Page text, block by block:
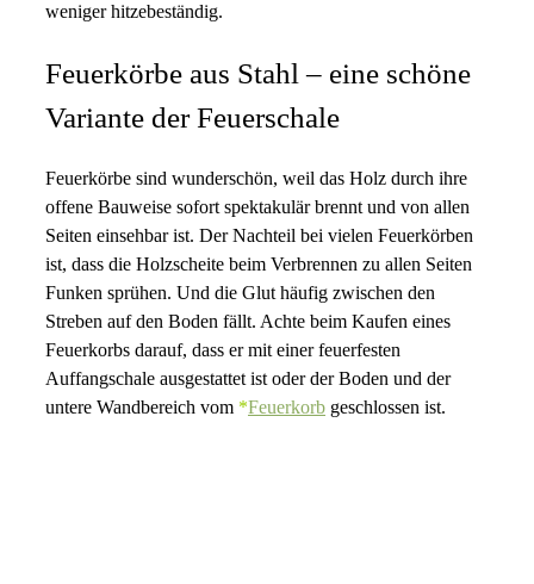
weniger hitzebeständig.
Feuerkörbe aus Stahl – eine schöne
Variante der Feuerschale
Feuerkörbe sind wunderschön, weil das Holz durch ihre
offene Bauweise sofort spektakulär brennt und von allen
Seiten einsehbar ist. Der Nachteil bei vielen Feuerkörben
ist, dass die Holzscheite beim Verbrennen zu allen Seiten
Funken sprühen. Und die Glut häufig zwischen den
Streben auf den Boden fällt. Achte beim Kaufen eines
Feuerkorbs darauf, dass er mit einer feuerfesten
Auffangschale ausgestattet ist oder der Boden und der
untere Wandbereich vom *Feuerkorb geschlossen ist.